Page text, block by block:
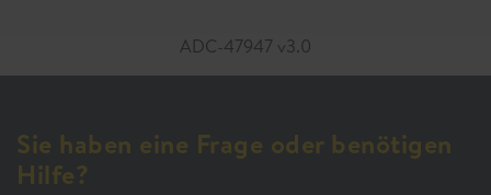
ADC-47947 v3.0
Sie haben eine Frage oder benötigen
Hilfe?